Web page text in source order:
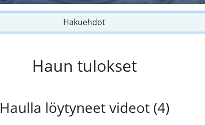
Hakuehdot
Haun tulokset
Haulla löytyneet videot (4)